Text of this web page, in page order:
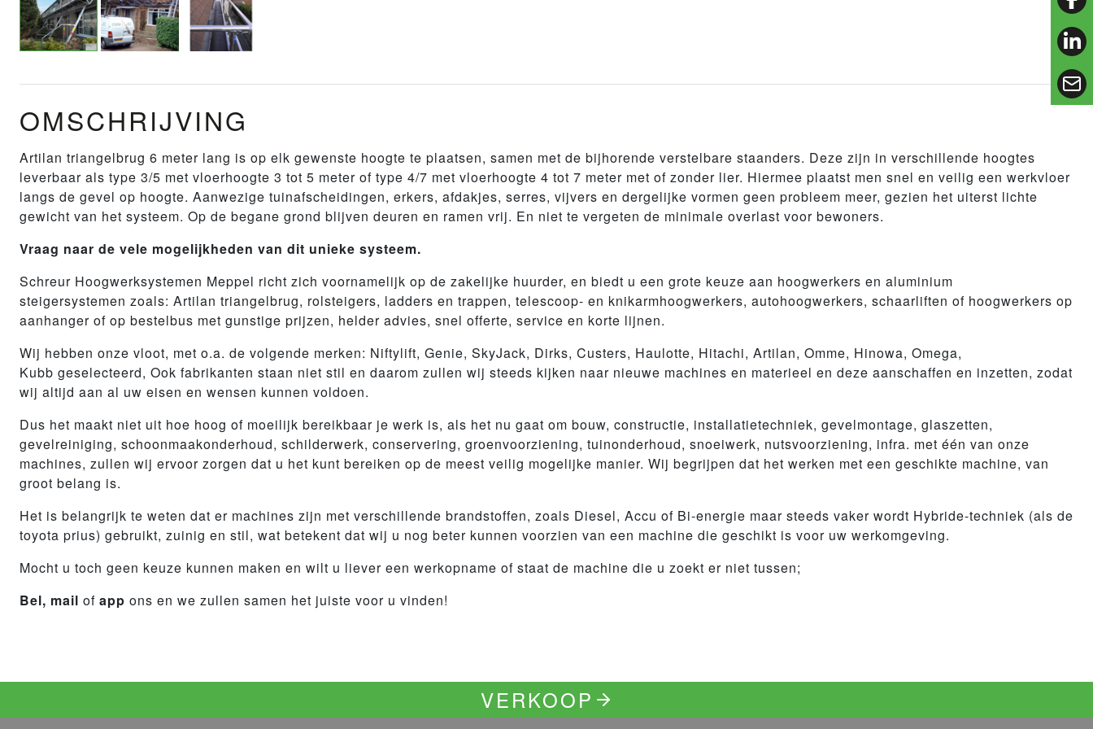
OMSCHRIJVING
Artilan triangelbrug 6 meter lang is op elk gewenste hoogte te plaatsen, samen met de bijhorende verstelbare staanders. Deze zijn in verschillende hoogtes
leverbaar als type 3/5 met vloerhoogte 3 tot 5 meter of type 4/7 met vloerhoogte 4 tot 7 meter met of zonder lier. Hiermee plaatst men snel en veilig een werkvloer
langs de gevel op hoogte. Aanwezige tuinafscheidingen, erkers, afdakjes, serres, vijvers en dergelijke vormen geen probleem meer, gezien het uiterst lichte
gewicht van het systeem. Op de begane grond blijven deuren en ramen vrij. En niet te vergeten de minimale overlast voor bewoners.
Vraag naar de vele mogelijkheden van dit unieke systeem.
Schreur Hoogwerksystemen Meppel richt zich voornamelijk op de zakelijke huurder, en biedt u een grote keuze aan hoogwerkers en aluminium
steigersystemen zoals: Artilan triangelbrug, rolsteigers, ladders en trappen, telescoop- en knikarmhoogwerkers, autohoogwerkers, schaarliften of hoogwerkers op
aanhanger of op bestelbus met gunstige prijzen, helder advies, snel offerte, service en korte lijnen.
Wij hebben onze vloot, met o.a. de volgende merken: Niftylift, Genie, SkyJack, Dirks, Custers, Haulotte, Hitachi, Artilan, Omme, Hinowa, Omega,
Kubb geselecteerd, Ook fabrikanten staan niet stil en daarom zullen wij steeds kijken naar nieuwe machines en materieel en deze aanschaffen en inzetten, zodat
wij altijd aan al uw eisen en wensen kunnen voldoen.
Dus het maakt niet uit hoe hoog of moeilijk bereikbaar je werk is, als het nu gaat om bouw, constructie, installatietechniek, gevelmontage, glaszetten,
gevelreiniging, schoonmaakonderhoud, schilderwerk, conservering, groenvoorziening, tuinonderhoud, snoeiwerk, nutsvoorziening, infra. met één van onze
machines, zullen wij ervoor zorgen dat u het kunt bereiken op de meest veilig mogelijke manier. Wij begrijpen dat het werken met een geschikte machine, van
groot belang is.
Het is belangrijk te weten dat er machines zijn met verschillende brandstoffen, zoals Diesel, Accu of Bi-energie maar steeds vaker wordt Hybride-techniek (als de
toyota prius) gebruikt, zuinig en stil, wat betekent dat wij u nog beter kunnen voorzien van een machine die geschikt is voor uw werkomgeving.
Mocht u toch geen keuze kunnen maken en wilt u liever een werkopname of staat de machine die u zoekt er niet tussen;
Bel, mail of app ons en we zullen samen het juiste voor u vinden!
VERKOOP